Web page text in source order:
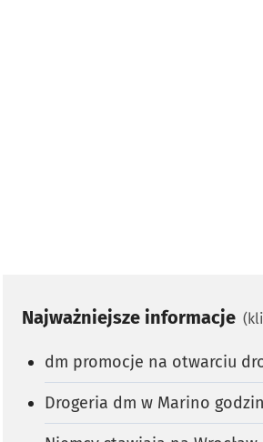
Najważniejsze informacje
dm promocje na otwarciu
Drogeria dm w Marino